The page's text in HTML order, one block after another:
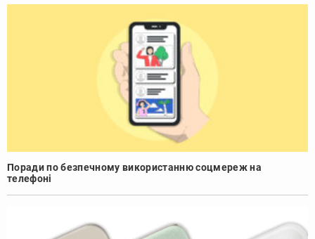
Поради по безпечному використанню соцмереж на
телефоні